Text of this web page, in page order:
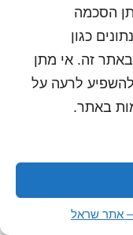
הסכמה
כגון
באתר זה. אי מתן
לרעה על
באתר.
– אתר שראל
שמורות לשראל 2018 | עיצוב ותכנות: סטודיו